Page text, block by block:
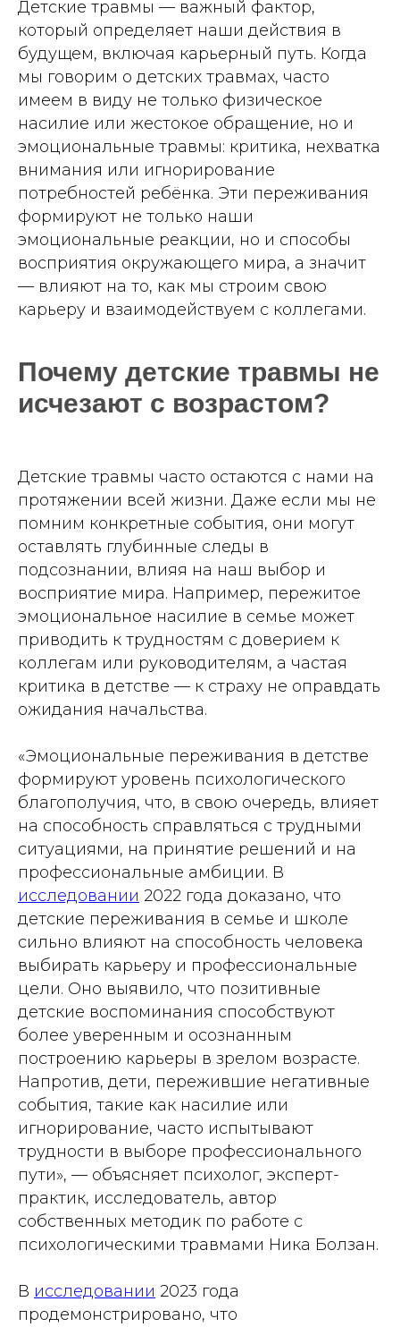
Детские травмы — важный фактор,
который определяет наши действия в
будущем, включая карьерный путь. Когда
мы говорим о детских травмах, часто
имеем в виду не только физическое
насилие или жестокое обращение, но и
эмоциональные травмы: критика, нехватка
внимания или игнорирование
потребностей ребёнка. Эти переживания
формируют не только наши
эмоциональные реакции, но и способы
восприятия окружающего мира, а значит
— влияют на то, как мы строим свою
карьеру и взаимодействуем с коллегами.
Почему детские травмы не
исчезают с возрастом?
Детские травмы часто остаются с нами на
протяжении всей жизни. Даже если мы не
помним конкретные события, они могут
оставлять глубинные следы в
подсознании, влияя на наш выбор и
восприятие мира. Например, пережитое
эмоциональное насилие в семье может
приводить к трудностям с доверием к
коллегам или руководителям, а частая
критика в детстве — к страху не оправдать
ожидания начальства.
«Эмоциональные переживания в детстве
формируют уровень психологического
благополучия, что, в свою очередь, влияет
на способность справляться с трудными
ситуациями, на принятие решений и на
профессиональные амбиции. В
исследовании 2022 года доказано, что
детские переживания в семье и школе
сильно влияют на способность человека
выбирать карьеру и профессиональные
цели. Оно выявило, что позитивные
детские воспоминания способствуют
более уверенным и осознанным
построению карьеры в зрелом возрасте.
Напротив, дети, пережившие негативные
события, такие как насилие или
игнорирование, часто испытывают
трудности в выборе профессионального
пути», — объясняет психолог, эксперт-
практик, исследователь, автор
собственных методик по работе с
психологическими травмами Ника Болзан.
В исследовании 2023 года
продемонстрировано, что